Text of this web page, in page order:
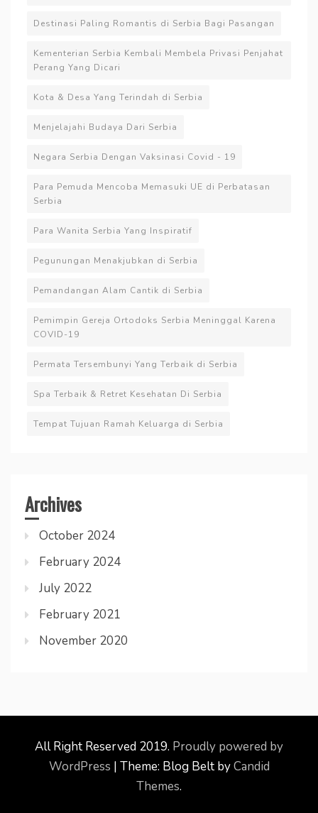
Destinasi Paling Romantis di Serbia Bagi Pasangan
Kementerian Serbia Kembali Membela Privasi Penjahat
Perang Yang Dicari
Kota & Desa Yang Terindah di Serbia
Menjelajahi Budaya Dari Serbia
Negara Serbia Dengan Vaksinasi Covid - 19
Para Pemuda Mencoba Memasuki UE di Perbatasan
Serbia
Para Wanita Serbia Yang Inspiratif
Pegunungan Menakjubkan di Serbia
Pemandangan Alam Cantik di Serbia
Pemimpin Gereja Ortodoks Serbia Meninggal Karena
COVID-19
Permata Tersembunyi Yang Terbaik di Serbia
Spa Terbaik & Retret Kesehatan Di Serbia
Tempat Tujuan Ramah Keluarga di Serbia
Archives
October 2024
February 2024
July 2022
February 2021
November 2020
All Right Reserved 2019. Proudly powered by
WordPress | Theme: Blog Belt byCandid
Themes.